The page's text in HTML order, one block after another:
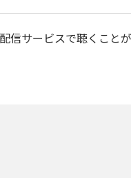
信サービスで聴くことが